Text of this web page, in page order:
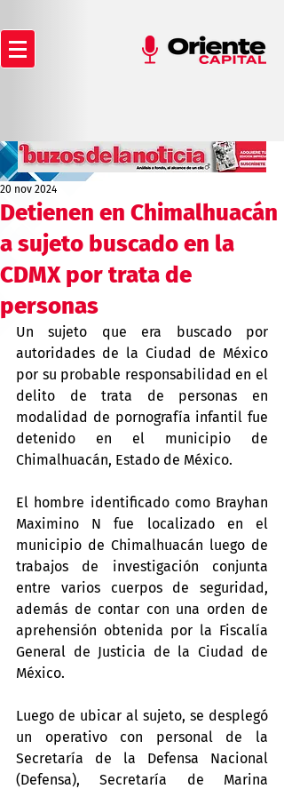
Detienen en Chimalhuacán
a sujeto buscado en la
CDMX por trata de
personas
20 nov 2024
Un sujeto que era buscado por
autoridades de la Ciudad de México
por su probable responsabilidad en el
delito de trata de personas en
modalidad de pornografía infantil fue
detenido en el municipio de
Chimalhuacán, Estado de México.
El hombre identificado como Brayhan
Maximino N fue localizado en el
municipio de Chimalhuacán luego de
trabajos de investigación conjunta
entre varios cuerpos de seguridad,
además de contar con una orden de
aprehensión obtenida por la Fiscalía
General de Justicia de la Ciudad de
México.
Luego de ubicar al sujeto, se desplegó
un operativo con personal de la
Secretaría de la Defensa Nacional
(Defensa), Secretaría de Marina